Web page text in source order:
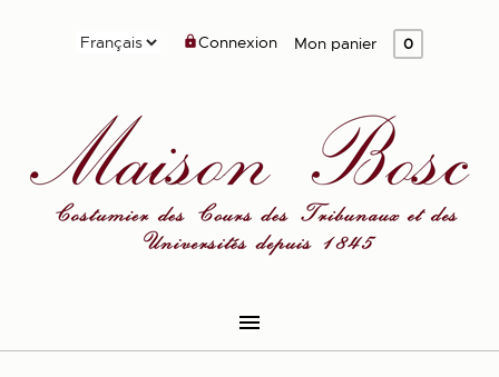

Connexion Mon panier 0